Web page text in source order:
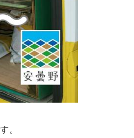
。